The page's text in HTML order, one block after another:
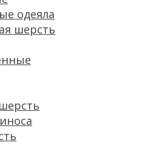
одеяла
шерсть